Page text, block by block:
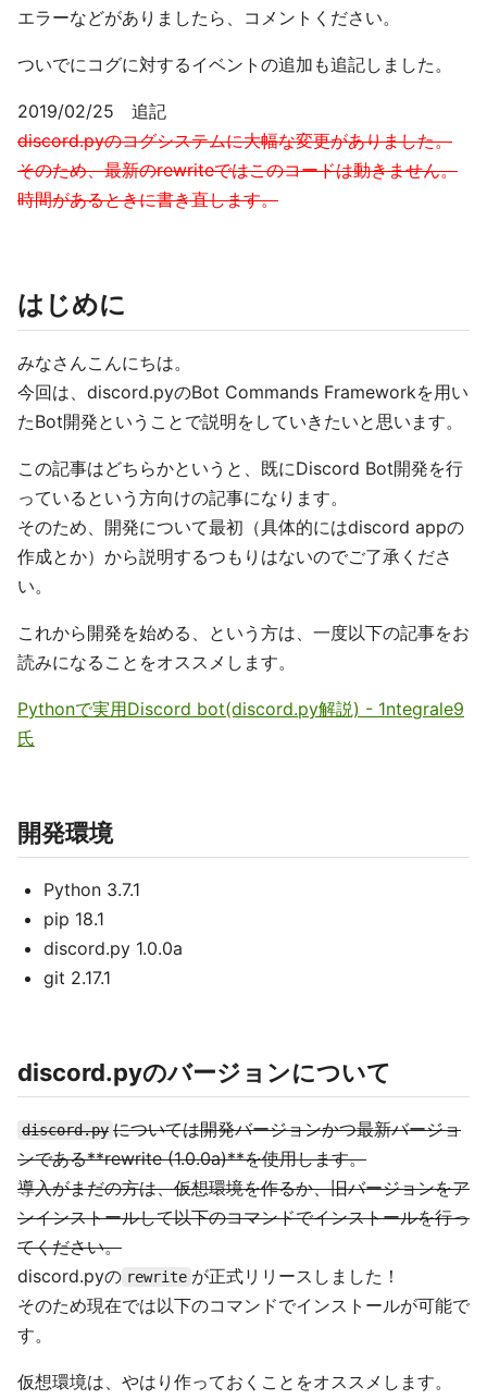
エラーなどがありましたら、コメントください。
ついでにコグに対するイベントの追加も追記しました。
2019/02/25 追記
discord.pyのコグシステムに大幅な変更がありました。
そのため、最新のrewriteではこのコードは動きません。
時間があるときに書き直します。
はじめに
みなさんこんにちは。
今回は、discord.pyのBot Commands Frameworkを用い
たBot開発ということで説明をしていきたいと思います。
この記事はどちらかというと、既にDiscord Bot開発を行
っているという方向けの記事になります。
そのため、開発について最初（具体的にはdiscord appの
作成とか）から説明するつもりはないのでご了承くださ
い。
これから開発を始める、という方は、一度以下の記事をお
読みになることをオススメします。
Pythonで実用Discord bot(discord.py解説) - 1ntegrale9
氏
開発環境
Python 3.7.1
pip 18.1
discord.py 1.0.0a
git 2.17.1
discord.pyのバージョンについて
discord.py については開発バージョンかつ最新バージョ
ンである**rewrite (1.0.0a)**を使用します。
導入がまだの方は、仮想環境を作るか、旧バージョンをア
ンインストールして以下のコマンドでインストールを行っ
てください。
discord.pyの rewrite が正式リリースしました！
そのため現在では以下のコマンドでインストールが可能で
す。
仮想環境は、やはり作っておくことをオススメします。